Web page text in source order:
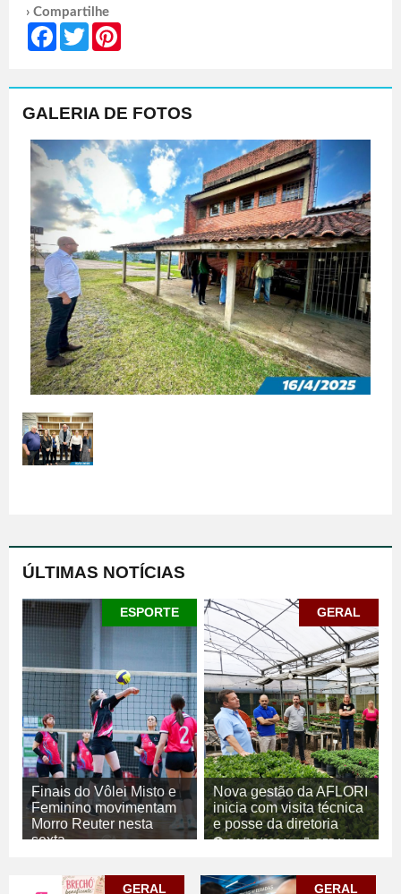
› Compartilhe
FacebookTwitter
GALERIA DE FOTOS
ÚLTIMAS NOTÍCIAS
ESPORTE
Finais do Vôlei Misto e
Feminino movimentam
Morro Reuter nesta
sexta
ESPORTE
GERAL
Nova gestão da AFLORI
inicia com visita técnica
e posse da diretoria
06/08/2026 GERAL
GERAL GERAL